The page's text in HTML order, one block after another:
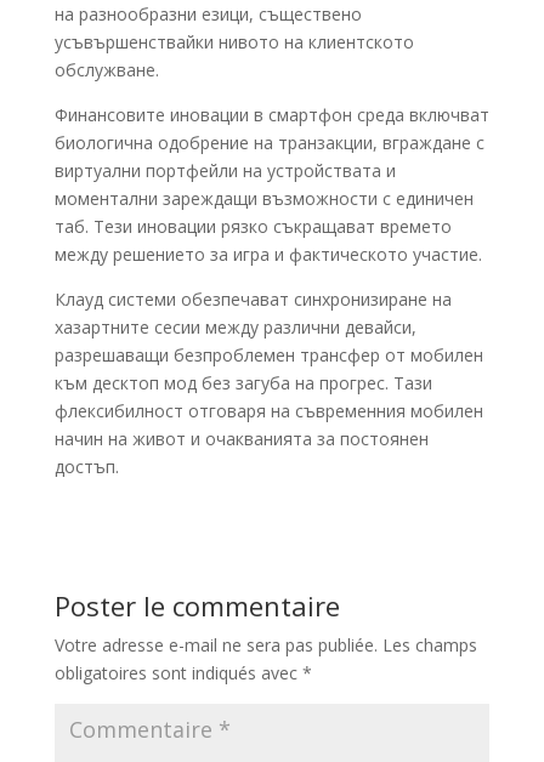
на разнообразни езици, съществено
усъвършенствайки нивото на клиентското
обслужване.
Финансовите иновации в смартфон среда включват
биологична одобрение на транзакции, вграждане с
виртуални портфейли на устройствата и
моментални зареждащи възможности с единичен
таб. Тези иновации рязко съкращават времето
между решението за игра и фактическото участие.
Клауд системи обезпечават синхронизиране на
хазартните сесии между различни девайси,
разрешаващи безпроблемен трансфер от мобилен
към десктоп мод без загуба на прогрес. Тази
флексибилност отговаря на съвременния мобилен
начин на живот и очакванията за постоянен
достъп.
Poster le commentaire
Votre adresse e-mail ne sera pas publiée. Les champs
obligatoires sont indiqués avec *